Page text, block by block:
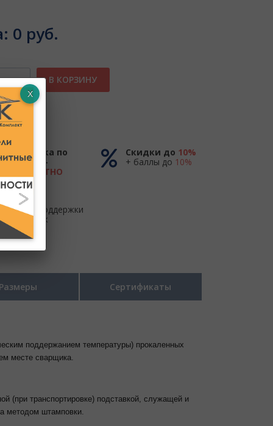
0 руб.
В КОРЗИНУ
Доставка по
России -
БЕСПЛАТНО
до ТК
Скидки до 10%
+ баллы до 10%
Центр поддержки
и продаж
Сертификаты
поддержанием температуры) прокаленных
месте сварщика.
(при транспортировке) подставкой, служащей и
методом штамповки.